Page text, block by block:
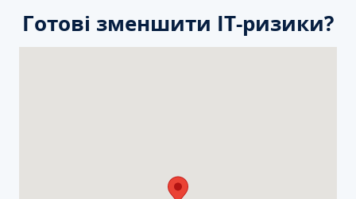
Готові зменшити ІТ-ризики?